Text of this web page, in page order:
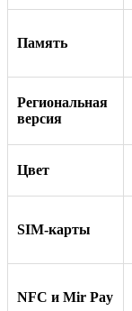
Память
Региональная
версия
Цвет
SIM-карты
NFC и Mir Pay